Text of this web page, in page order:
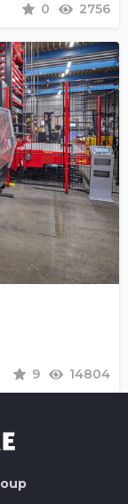
0 2756
9 14804